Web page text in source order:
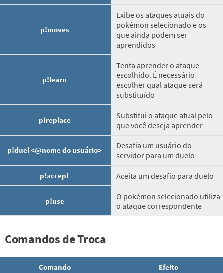
p!moves
Exibe os ataques atuais do
pokémon selecionado e os
que ainda podem ser
aprendidos
p!learn
Tenta aprender o ataque
escolhido. É necessário
escolher qual ataque será
substituído
p!replace
Substitui o ataque atual pelo
que você deseja aprender
p!duel <@nome do usuário>
Desafia um usuário do
servidor para um duelo
p!accept Aceita um desafio para duelo
p!use
O pokémon selecionado utiliza
o ataque correspondente
Comandos de Troca
Comando Efeito